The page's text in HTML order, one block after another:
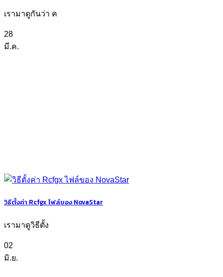
เรามาดูกันว่า ค
28
มี.ค.
วิธีตั้งค่า Rcfgx ไฟล์ของ NovaStar
เรามาดูวิธีตั้ง
02
มิ.ย.